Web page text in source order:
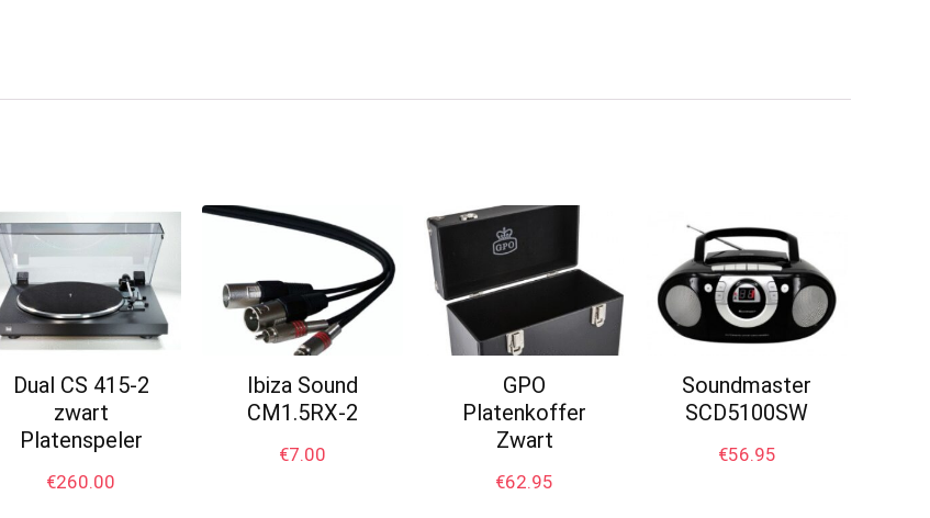
Dual CS 415-2
zwart
Platenspeler
€260.00
Ibiza Sound
CM1.5RX-2
€7.00
GPO
Platenkoffer
Zwart
€62.95
Soundmaster
SCD5100SW
€56.95